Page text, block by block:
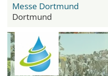
Messe Dortmund
Dortmund